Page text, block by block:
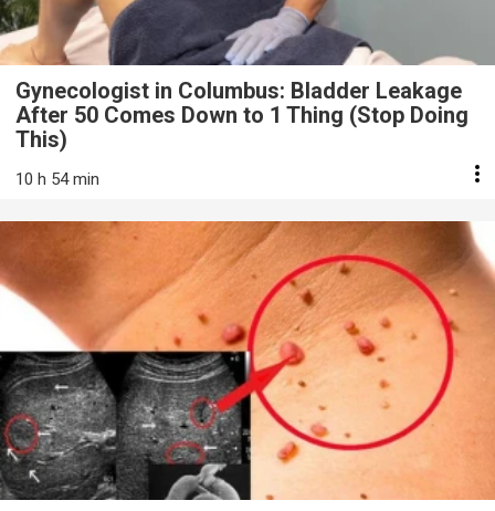
Gynecologist in Columbus: Bladder Leakage
After 50 Comes Down to 1 Thing (Stop Doing
This)
10 h 54 min